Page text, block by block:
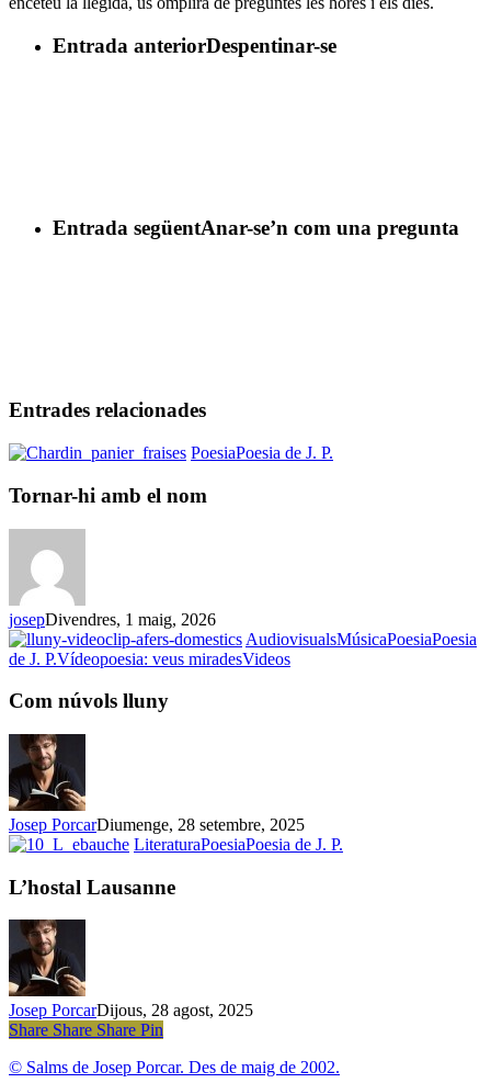
Entrada anteriorDespentinar-se
Entrada següentAnar-se’n com una pregunta
Entrades relacionades
PoesiaPoesia de J. P.
Tornar-hi amb el nom
josepDivendres, 1 maig, 2026
AudiovisualsMúsicaPoesiaPoesia
de J. P.Vídeopoesia: veus miradesVideosCom
Com núvols lluny
Josep PorcarDiumenge, 28 setembre, 2025
LiteraturaPoesiaPoesia de J. P.
L’hostal Lausanne
Josep PorcarDijous, 28 agost, 2025
Share
Share Share Share Pin
© Salms de Josep Porcar. Des de maig de 2002.